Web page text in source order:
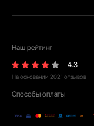
Наш рейтинг
4.3
На основании 2021 отзывов
Способы оплаты